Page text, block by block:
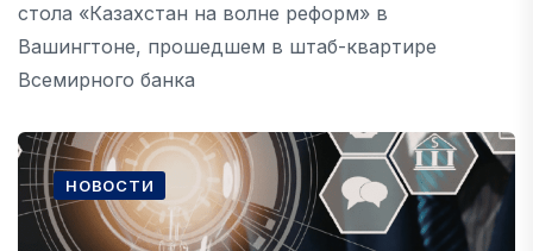
стола «Казахстан на волне реформ» в
Вашингтоне, прошедшем в штаб-квартире
Всемирного банка
НОВОСТИ